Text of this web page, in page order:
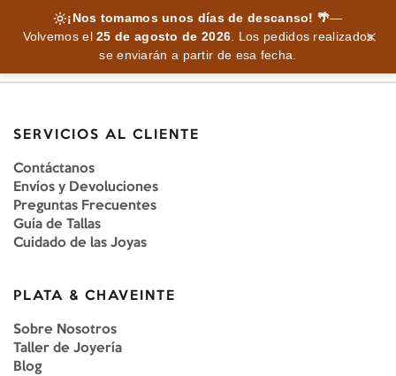
¡Nos tomamos unos días de descanso! 🌴—
Volvemos el25 de agosto de 2026. Los pedidos realizados
se enviarán a partir de esa fecha.
SERVICIOS AL CLIENTE
Contáctanos
Envíos y Devoluciones
Preguntas Frecuentes
Guía de Tallas
Cuidado de las Joyas
PLATA & CHAVEINTE
Sobre Nosotros
Taller de Joyería
Blog